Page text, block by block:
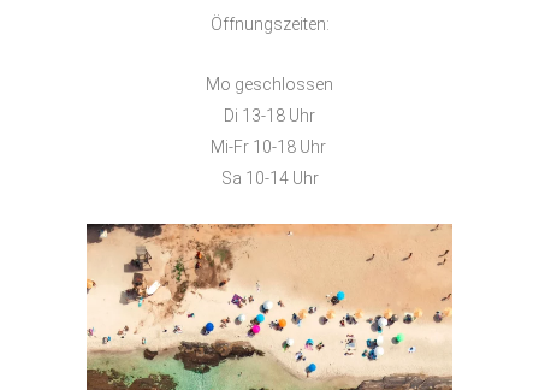
Öffnungszeiten:
Mo geschlossen
Di 13-18 Uhr
Mi-Fr 10-18 Uhr
Sa 10-14 Uhr